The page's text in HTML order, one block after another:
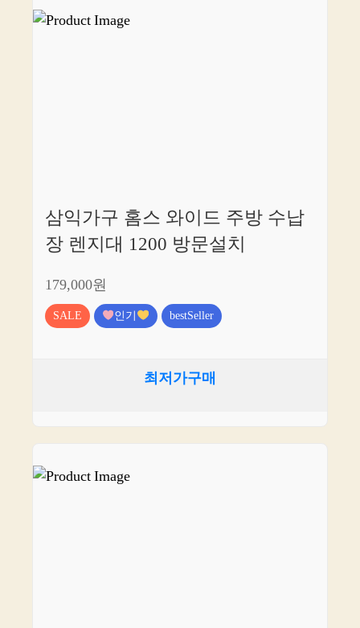
삼익가구 홈스 와이드 주방 수납
장 렌지대 1200 방문설치
179,000원
SALE 인기 bestSeller
최저가구매